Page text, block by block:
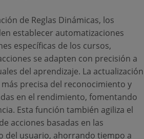
de Reglas Dinámicas, los
establecer automatizaciones
específicas de los cursos,
se adapten con precisión a
del aprendizaje. La actualización
precisa del reconocimiento y
en el rendimiento, fomentando
Esta función también agiliza el
acciones basadas en las
del usuario, ahorrando tiempo a